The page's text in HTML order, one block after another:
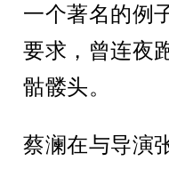
一个著名的例
要求，曾连夜
骷髅头。
蔡澜在与导演